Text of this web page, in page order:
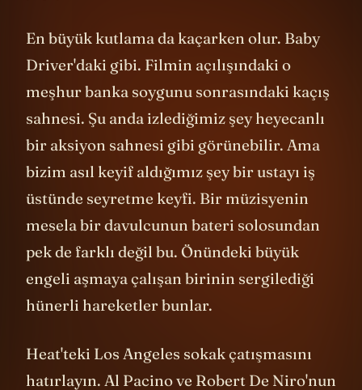
En büyük kutlama da kaçarken olur. Baby
Driver'daki gibi. Filmin açılışındaki o
meşhur banka soygunu sonrasındaki kaçış
sahnesi. Şu anda izlediğimiz şey heyecanlı
bir aksiyon sahnesi gibi görünebilir. Ama
bizim asıl keyif aldığımız şey bir ustayı iş
üstünde seyretme keyfi. Bir müzisyenin
mesela bir davulcunun bateri solosundan
pek de farklı değil bu. Önündeki büyük
engeli aşmaya çalışan birinin sergilediği
Heat'teki Los Angeles sokak çatışmasını